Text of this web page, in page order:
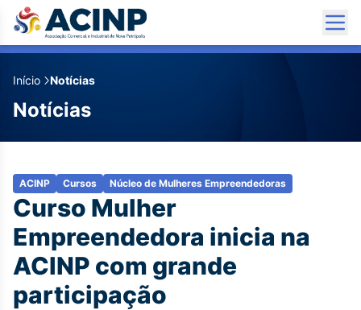
Início Notícias
Notícias
ACINP Cursos Núcleo de Mulheres Empreendedoras
Curso Mulher
Empreendedora inicia na
ACINP com grande
participação